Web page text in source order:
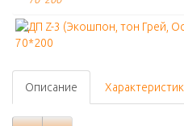
Описание